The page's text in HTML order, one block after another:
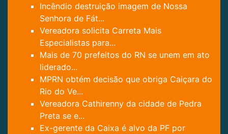
Incêndio destruição imagem de Nossa
Senhora de Fát...
Vereadora solicita Carreta Mais
Especialistas para...
Mais de 70 prefeitos do RN se unem em ato
liderado...
MPRN obtém decisão que obriga Caiçara do
Rio do Ve...
Vereadora Cathirenny da cidade de Pedra
Preta se e...
Ex-gerente da Caixa é alvo da PF por